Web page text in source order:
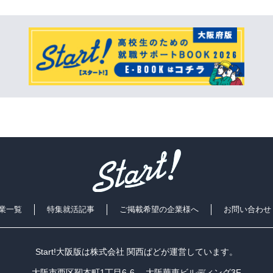
一覧 特集就活記事 ご掲載希望の企業様へ お問い合わせ
Start!大阪版は株式会社 関西ぱどが運営しています。